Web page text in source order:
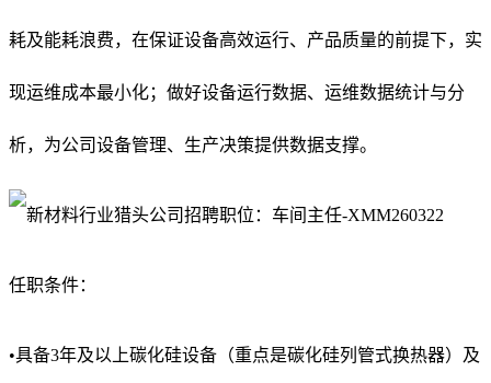
耗及能耗浪费，在保证设备高效运行、产品质量的前提下，实
现运维成本最小化；做好设备运行数据、运维数据统计与分
析，为公司设备管理、生产决策提供数据支撑。
任职条件：
•具备3年及以上碳化硅设备（重点是碳化硅列管式换热器）及